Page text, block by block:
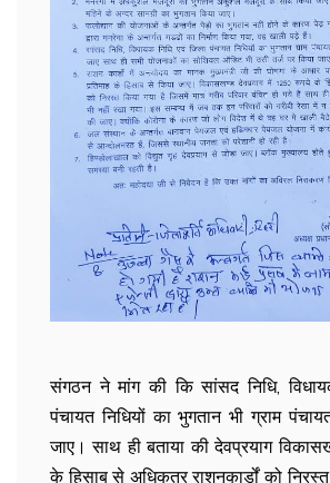
संगठन ने मांग की कि सांसद निधि,
पंचायत निधियों का भुगतान भी ग्राम
जाए। साथ ही बताया की देवप्रयाग
के हिसाब से अधिकतर राशनकार्डों को